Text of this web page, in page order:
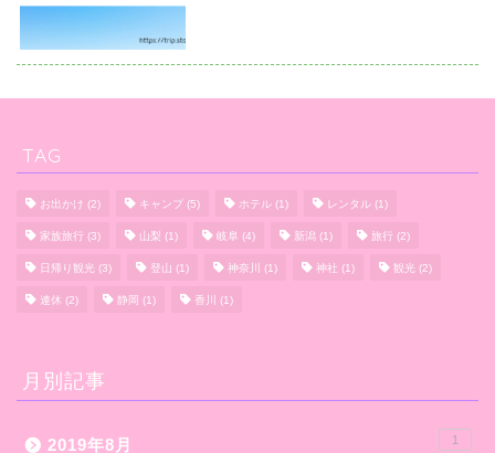
TAG
お出かけ (2) キャンプ (5) ホテル (1) レンタル (1)
家族旅行 (3) 山梨 (1) 岐阜 (4) 新潟 (1) 旅行 (2)
日帰り観光 (3) 登山 (1) 神奈川 (1) 神社 (1) 観光 (2)
連休 (2) 静岡 (1) 香川 (1)
月別記事
2019年8月 1